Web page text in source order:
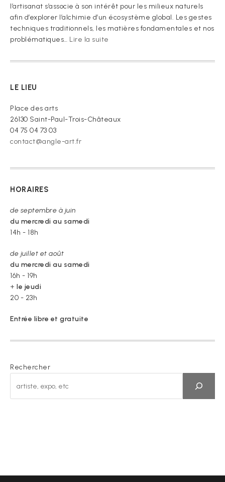
l’artisanat s’associe à son intérêt pour les milieux naturels
afin d’explorer l’alchimie d’un écosystème global. Les gestes
techniques traditionnels, les matières fondamentales et nos
problématiques… Lire la suite
vous
LE LIEU
Place des arts
26130 Saint-Paul-Trois-Châteaux
04 75 04 73 03
contact@angle-art.fr
HORAIRES
de septembre à juin
du mercredi au samedi
14h - 18h
de juillet et août
du mercredi au samedi
16h - 19h
+ le jeudi
20 - 23h
Entrée libre et gratuite
Rechercher